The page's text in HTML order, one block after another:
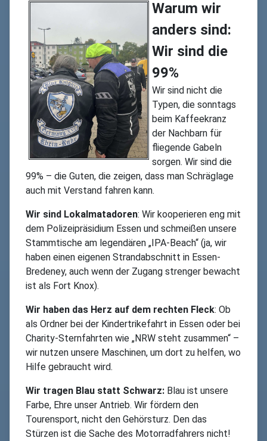
Warum wir
anders sind:
Wir sind die
99%
Wir sind nicht die
Typen, die sonntags
beim Kaffeekranz
der Nachbarn für
fliegende Gabeln
sorgen. Wir sind die
99% – die Guten, die zeigen, dass man Schräglage
auch mit Verstand fahren kann.
Wir sind Lokalmatadoren: Wir kooperieren eng mit
dem Polizeipräsidium Essen und schmeißen unsere
Stammtische am legendären „IPA-Beach“ (ja, wir
haben einen eigenen Strandabschnitt in Essen-
Bredeney, auch wenn der Zugang strenger bewacht
ist als Fort Knox).
Wir haben das Herz auf dem rechten Fleck: Ob
als Ordner bei der Kindertrikefahrt in Essen oder bei
Charity-Sternfahrten wie „NRW steht zusammen“ –
wir nutzen unsere Maschinen, um dort zu helfen, wo
Hilfe gebraucht wird.
Wir tragen Blau statt Schwarz: Blau ist unsere
Farbe, Ehre unser Antrieb. Wir fördern den
Tourensport, nicht den Gehörsturz. Den das
Stürzen ist die Sache des Motorradfahrers nicht!